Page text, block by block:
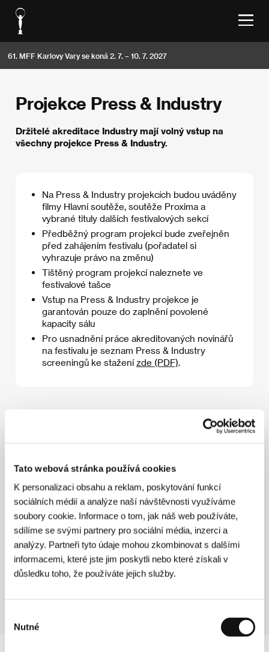
Tato webová stránka používá cookies
K personalizaci obsahu a reklam, poskytování funkcí
sociálních médií a analýze naší návštěvnosti využíváme
soubory cookie. Informace o tom, jak náš web používáte,
sdílíme se svými partnery pro sociální média, inzerci a
analýzy. Partneři tyto údaje mohou zkombinovat s dalšími
informacemi, které jste jim poskytli nebo které získali v
důsledku toho, že používáte jejich služby.
souhlasu
Nutné
61. MFF Karlovy Vary se koná 2. 7. – 10. 7. 2027
Projekce Press & Industry
Držitelé akreditace Industry mají volný vstup na
všechny projekce Press & Industry.
Na Press & Industry projekcích budou uváděny
filmy Hlavní soutěže, soutěže Proxima a
vybrané tituly dalších festivalových sekcí
Předběžný program projekcí bude zveřejněn
před zahájením festivalu (pořadatel si
vyhrazuje právo na změnu)
Tištěný program projekcí naleznete ve
festivalové tašce
Vstup na Press & Industry projekce je
garantován pouze do zaplnění povolené
kapacity sálu
Pro usnadnění práce akreditovaných novinářů
na festivalu je seznam Press & Industry
screeningů ke stažení zde (PDF)
Kongresový sál
Kinosál A
Kinosál C
08:00
Hidžamat
08:30
Ať žije Carmen!
08:30